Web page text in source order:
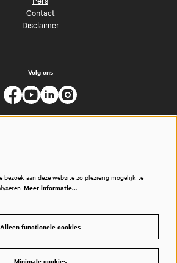
Contact
Disclaimer
Volg ons
bezoek aan deze website zo plezierig mogelijk te
Meer informatie…
Alleen functionele cookies
Minimale cookies